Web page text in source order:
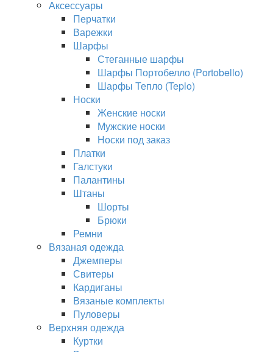
Аксессуары
Перчатки
Варежки
Шарфы
Стеганные шарфы
Шарфы Портобелло (Portobello)
Шарфы Тепло (Teplo)
Носки
Женские носки
Мужские носки
Носки под заказ
Платки
Галстуки
Палантины
Штаны
Шорты
Брюки
Ремни
Вязаная одежда
Джемперы
Свитеры
Кардиганы
Вязаные комплекты
Пуловеры
Верхняя одежда
Куртки